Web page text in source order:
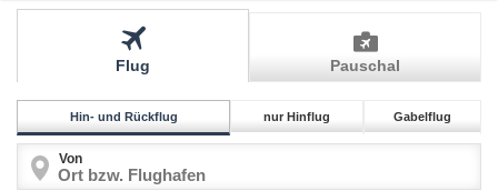
Flug Pauschal
Hin- und Rückflug nur Hinflug Gabelflug
Von